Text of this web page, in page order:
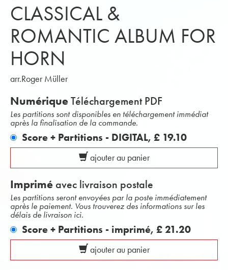
CLASSICAL &
ROMANTIC ALBUM FOR
HORN
arr.Roger Müller
NumériqueTéléchargement PDF
Les partitions sont disponibles en téléchargement immédiat
après la finalisation de la commande.
Score + Partitions - DIGITAL, £ 19.10
ajouter au panier
Imprimé avec livraison postale
Les partitions seront envoyées par la poste immédiatement
après le paiement. Vous trouverez des informations sur les
délais de livraison ici.
Score + Partitions - imprimé, £ 21.20
ajouter au panier